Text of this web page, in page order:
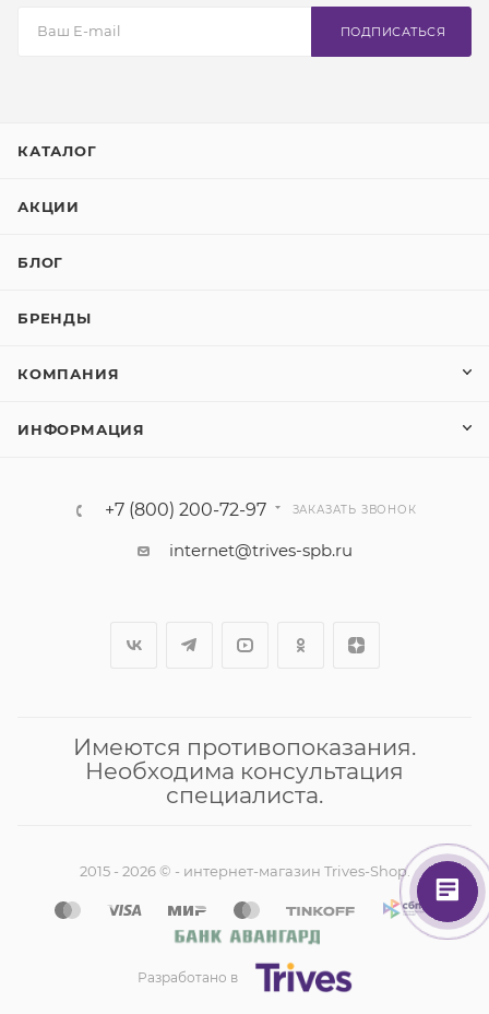
ПОДПИСАТЬСЯ
КАТАЛОГ
АКЦИИ
БЛОГ
БРЕНДЫ
КОМПАНИЯ
ИНФОРМАЦИЯ
+7 (800) 200-72-97 ЗАКАЗАТЬ ЗВОНОК
internet@trives-spb.ru
Имеются противопоказания.
Необходима консультация
специалиста.
2015 - 2026 © - интернет-магазин Trives-Shop.
Разработано в